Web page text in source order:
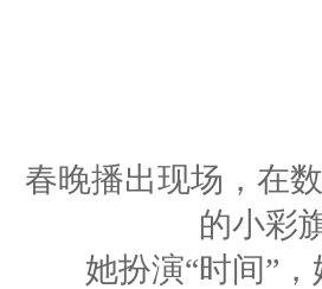
春晚播出现场，在
的小彩
她扮演“时间”，